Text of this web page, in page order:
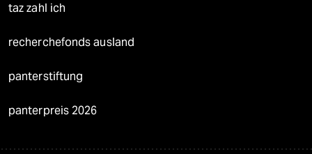
taz zahl ich
recherchefonds ausland
panterstiftung
panterpreis 2026